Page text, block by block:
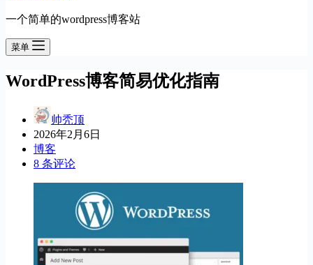
一个简单的wordpress博客站
菜单
WordPress博客简易优化指南
帅秃顶
2026年2月6日
博客
8 条评论